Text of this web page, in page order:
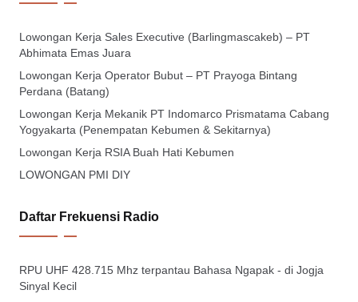
Lowongan Kerja Sales Executive (Barlingmascakeb) – PT
Abhimata Emas Juara
Lowongan Kerja Operator Bubut – PT Prayoga Bintang
Perdana (Batang)
Lowongan Kerja Mekanik PT Indomarco Prismatama Cabang
Yogyakarta (Penempatan Kebumen & Sekitarnya)
Lowongan Kerja RSIA Buah Hati Kebumen
LOWONGAN PMI DIY
Daftar Frekuensi Radio
RPU UHF 428.715 Mhz terpantau Bahasa Ngapak - di Jogja
Sinyal Kecil